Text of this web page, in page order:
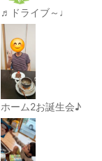
♬ドライブ～♩
ホーム2お誕生会♪